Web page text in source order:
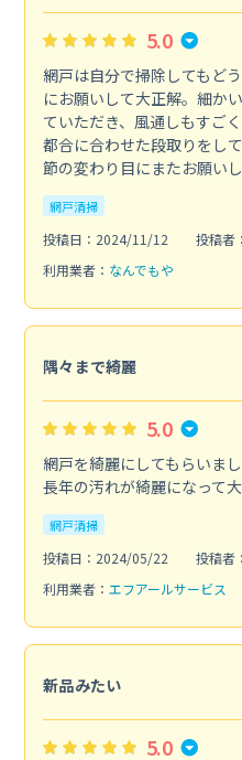
5.0
網戸は自分で掃除してもど
にお願いして大正解。細か
ていただき、風通しもすご
都合に合わせた段取りをし
節の変わり目にまたお願い
網戸清掃
投稿日：2024/11/12
投稿者
利用業者： なんでもや
隅々まで綺麗
5.0
網戸を綺麗にしてもらいま
長年の汚れが綺麗になって大
網戸清掃
投稿日：2024/05/22
投稿者
利用業者： エフアールサービス
新品みたい
5.0